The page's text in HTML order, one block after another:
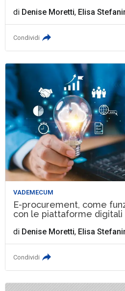
di Denise Moretti, Elisa
Condividi
VADEMECUM
E-procurement, come
con le piattaforme digitali
di Denise Moretti, Elisa
Condividi